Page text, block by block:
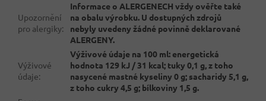
Upozornění
pro alergiky:
Informace o ALERGENECH vždy ověřte také
na obalu výrobku. U dostupných zdrojů
nebyly uvedeny žádné povinně deklarované
ALERGENY.
Výživové
údaje:
Výživové údaje na 100 ml: energetická
hodnota 129 kJ / 31 kcal; tuky 0,1 g, z toho
nasycené mastné kyseliny 0 g; sacharidy 5,1 g,
z toho cukry 4,5 g; bílkoviny 1,5 g.